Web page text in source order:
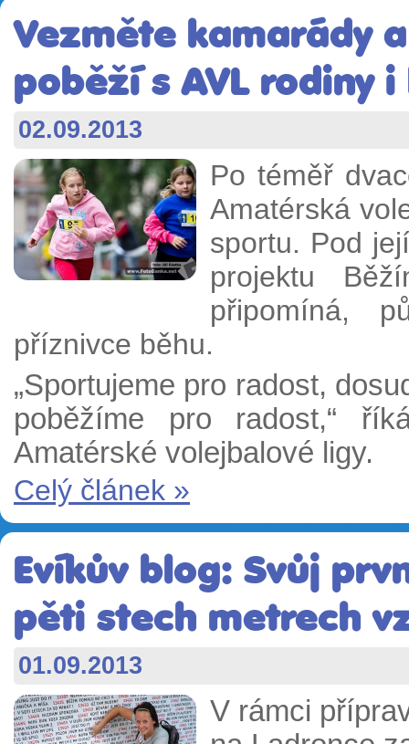
Vezměte kamarády
poběží s AVL rodiny
02.09.2013
Po téměř
Amatérská
sportu. Pod
projektu
připomíná,
příznivce běhu.
„Sportujeme pro radost,
poběžíme pro radost,“
Amatérské volejbalové ligy.
Celý článek »
Evíkův blog: Svůj
pěti stech metrech
01.09.2013
V rámci